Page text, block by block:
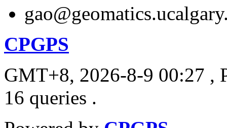
CPGPS
GMT+8, 2026-8-9 00:27 ,
16 queries .